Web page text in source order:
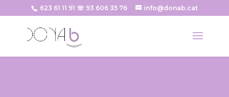
623 61 11 91 ☏ 93 606 35 76 info@donab.cat